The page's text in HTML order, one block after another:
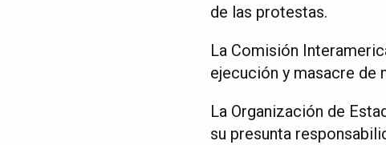
de las protestas.
La Comisión
ejecución y masacre de
La Organización de
su presunta